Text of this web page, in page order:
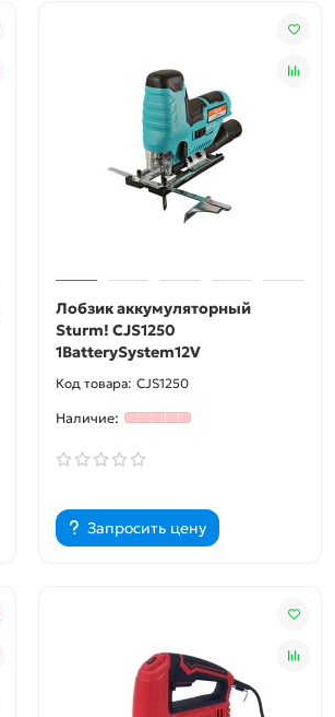
Лобзик аккумуляторный
Sturm! CJS1250
1BatterySystem12V
CJS1250
Запросить цену